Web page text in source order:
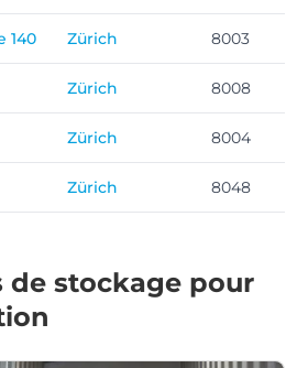
140 Zürich 8003
Zürich 8008
Zürich 8004
Zürich 8048
de stockage pour